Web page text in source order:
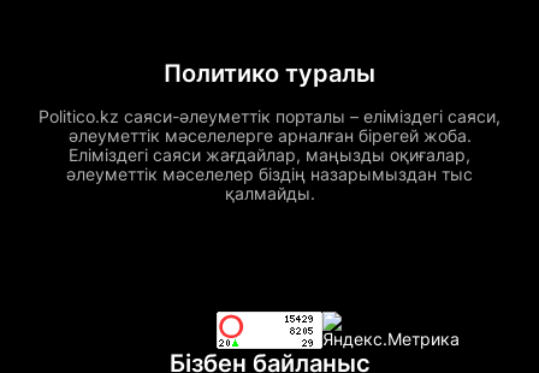
Политико туралы
Politico.kz саяси-әлеуметтік порталы – еліміздегі саяси,
әлеуметтік мәселелерге арналған бірегей жоба.
Еліміздегі саяси жағдайлар, маңызды оқиғалар,
әлеуметтік мәселелер біздің назарымыздан тыс
қалмайды.
Бізбен байланыс